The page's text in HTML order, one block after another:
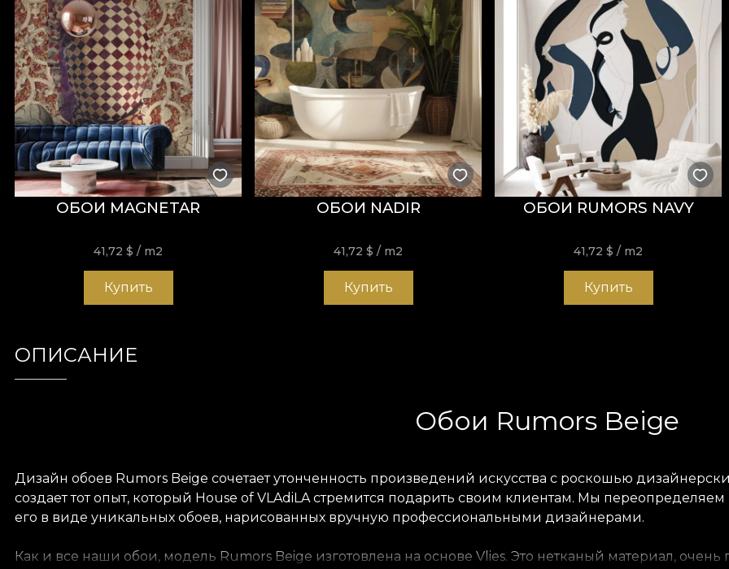
ОБОИ MAGNETAR
41,72$ / m2
Купить
ОБОИ NADIR
41,72$ / m2
Купить
ОБОИ RUMORS NAVY
41,72$ / m2
Купить
ОПИСАНИЕ
Обои Rumors Beige
Дизайн обоев Rumors Beige сочетает утонченность произведений искусства с роскошью
создает тот опыт, который House of VLAdiLA стремится подарить своим клиентам. Мы
его в виде уникальных обоев, нарисованных вручную профессиональными дизайнерами.
Как и все наши обои, модель Rumors Beige изготовлена на основе Vlies. Это нетканый материал,